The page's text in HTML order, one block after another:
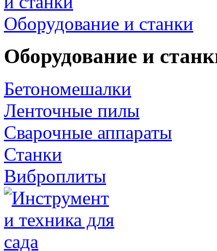
Оборудование и станки
Оборудование и
Бетономешалки
Ленточные пилы
Сварочные аппараты
Станки
Виброплиты